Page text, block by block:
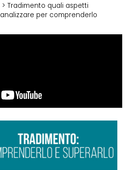
> Tradimento quali aspetti
analizzare per comprenderlo